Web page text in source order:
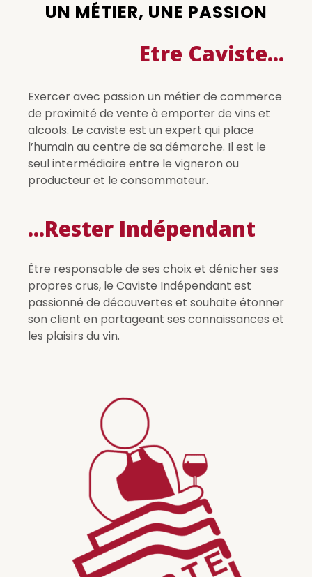
UN MÉTIER, UNE PASSION
Etre Caviste...
Exercer avec passion un métier de commerce
de proximité de vente à emporter de vins et
alcools. Le caviste est un expert qui place
l’humain au centre de sa démarche. Il est le
seul intermédiaire entre le vigneron ou
producteur et le consommateur.
...Rester Indépendant
Être responsable de ses choix et dénicher ses
propres crus, le Caviste Indépendant est
passionné de découvertes et souhaite étonner
son client en partageant ses connaissances et
les plaisirs du vin.